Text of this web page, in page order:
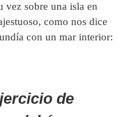
vez sobre una isla en
como nos dice
con un mar interior:
de